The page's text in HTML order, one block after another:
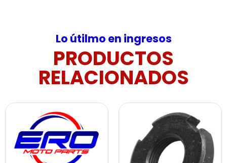
Lo útilmo en ingresos
PRODUCTOS
RELACIONADOS